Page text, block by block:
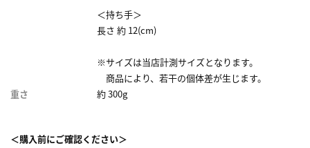
＜持ち手＞
長さ 約 12(cm)
※サイズは当店計測サイズとなります。
商品により、若干の個体差が生じます。
重さ
約 300g
＜購入前にご確認ください＞